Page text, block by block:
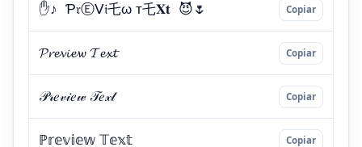
Copiar
Copiar
Copiar
Copiar
Copiar